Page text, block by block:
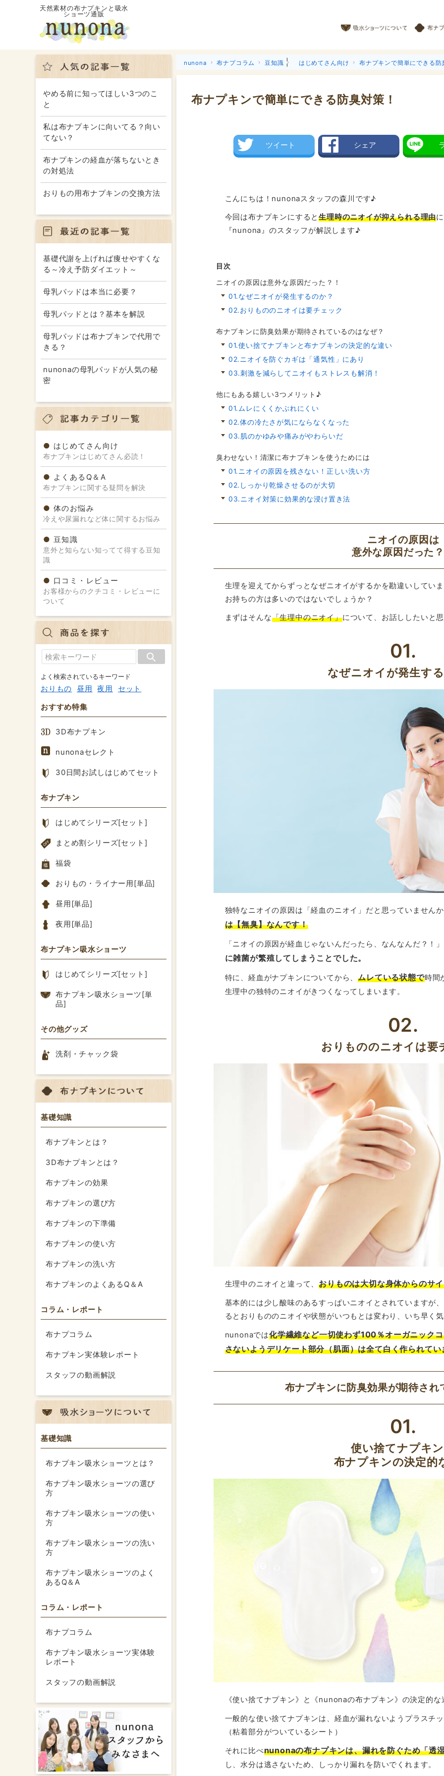
天然素材の布ナプキンと吸水
ショーツ通販
nunona 布ナプコラム 豆知識 | はじめてさん向け 布ナプキンで簡単にできる防
布ナプキンで簡単にできる防臭対策！
ツイート シェア
こんにちは！nunonaスタッフの森川です♪
今回は布ナプキンにすると生理時のニオイが抑えられる理由
『nunona』のスタッフが解説します♪
目次
ニオイの原因は意外な原因だった？！
01.なぜニオイが発生するのか？
02.おりもののニオイは要チェック
布ナプキンに防臭効果が期待されているのはなぜ？
01.使い捨てナプキンと布ナプキンの決定的な違い
02.ニオイを防ぐカギは「通気性」にあり
03.刺激を減らしてニオイもストレスも解消！
他にもある嬉しい3つメリット♪
01.ムレにくくかぶれにくい
02.体の冷たさが気にならなくなった
03.肌のかゆみや痛みがやわらいだ
臭わせない！清潔に布ナプキンを使うためには
01.ニオイの原因を残さない！正しい洗い方
02.しっかり乾燥させるのが大切
03.ニオイ対策に効果的な浸け置き法
ニオイの原因は
意外な原因だった
生理を迎えてからずっとなぜニオイがするかを勘違いしてい
お持ちの方は多いのではないでしょうか？
まずはそんな「生理中のニオイ」について、お話ししたいと
01.
なぜニオイが発生す
独特なニオイの原因は「経血のニオイ」だと思っていません
は【無臭】なんです！
「ニオイの原因が経血じゃないんだったら、なんなんだ？！
に雑菌が繁殖してしまうことでした。
特に、経血がナプキンについてから、ムレている状態で時間
生理中の独特のニオイがきつくなってしまいます。
02.
おりもののニオイは要
生理中のニオイと違って、おりものは大切な身体からのサ
基本的には少し酸味のあるすっぱいニオイとされていますが
るとおりもののニオイや状態がいつもとは変わり、いち早く
nunonaでは化学繊維など一切使わず100％オーガニック
さないようデリケート部分（肌面）は全て白く作られてい
布ナプキンに防臭効果が期待され
01.
使い捨てナプキ
布ナプキンの決定的
《使い捨てナプキン》と《nunonaの布ナプキン》の決定的な
一般的な使い捨てナプキンは、経血が漏れないようプラスチ
（粘着部分がついているシート）
それに比べnunonaの布ナプキンは、漏れを防ぐため「透
し、水分は逃さないため、しっかり漏れを防いでくれます。
やめる前に知ってほしい3つのこ
と
私は布ナプキンに向いてる？向い
てない？
布ナプキンの経血が落ちないとき
の対処法
おりもの用布ナプキンの交換方法
基礎代謝を上げれば痩せやすくな
る～冷え予防ダイエット～
母乳パッドは本当に必要？
母乳パッドとは？基本を解説
母乳パッドは布ナプキンで代用で
きる？
nunonaの母乳パッドが人気の秘
密
はじめてさん向け
布ナプキンはじめてさん必読！
よくあるQ＆A
布ナプキンに関する疑問を解決
体のお悩み
冷えや尿漏れなど体に関するお悩み
豆知識
意外と知らない知ってて得する豆知
識
口コミ・レビュー
お客様からのクチコミ・レビューに
ついて
よく検索されているキーワード
おりもの 昼用 夜用
セット
おすすめ特集
3D布ナプキン
nunonaセレクト
30日間お試しはじめてセット
布ナプキン
はじめてシリーズ[セット]
まとめ割シリーズ[セット]
福袋
おりもの・ライナー用[単品]
昼用[単品]
夜用[単品]
布ナプキン吸水ショーツ
はじめてシリーズ[セット]
布ナプキン吸水ショーツ[単
品]
その他グッズ
洗剤・チャック袋
基礎知識
布ナプキンとは？
3D布ナプキンとは？
布ナプキンの効果
布ナプキンの選び方
布ナプキンの下準備
布ナプキンの使い方
布ナプキンの洗い方
布ナプキンのよくあるQ＆A
コラム・レポート
布ナプコラム
布ナプキン実体験レポート
スタッフの動画解説
基礎知識
布ナプキン吸水ショーツとは？
布ナプキン吸水ショーツの選び
方
布ナプキン吸水ショーツの使い
方
布ナプキン吸水ショーツの洗い
方
布ナプキン吸水ショーツのよく
あるQ＆A
コラム・レポート
布ナプコラム
布ナプキン吸水ショーツ実体験
レポート
スタッフの動画解説